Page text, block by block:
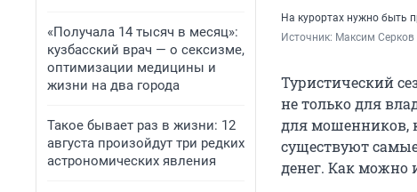
«Получала 14 тысяч в месяц»:
кузбасский врач — о сексизме,
оптимизации медицины и
жизни на два города
Такое бывает раз в жизни: 12
августа произойдут три редких
астрономических явления
На курортах нужно быть
Источник: Максим Серков
Туристический
не только для
для мошенников,
существуют
денег. Как можно